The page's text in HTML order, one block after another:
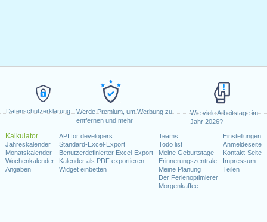
Datenschutzerklärung
Werde Premium, um Werbung zu
entfernen und mehr
Wie viele Arbeitstage im
Jahr 2026?
Kalkulator
Jahreskalender
Monatskalender
Wochenkalender
Angaben
API for developers
Standard-Excel-Export
Benutzerdefinierter Excel-Export
Kalender als PDF exportieren
Widget einbetten
Teams
Todo list
Meine Geburtstage
Erinnerungszentrale
Meine Planung
Der Ferienoptimierer
Morgenkaffee
Einstellungen
Anmeldeseite
Kontakt-Seite
Impressum
Teilen